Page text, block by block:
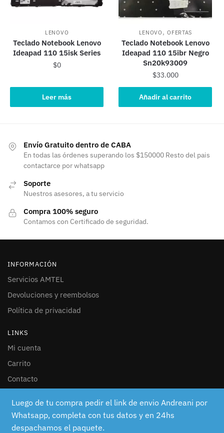
LENOVO
Teclado Notebook Lenovo
Ideapad 110 15isk Series
$0
Leer más
LENOVO ,OFERTAS
Teclado Notebook Lenovo
Ideapad 110 15ibr Negro
Sn20k93009
$33.000
Añadir al carrito
Envío Gratuito dentro de CABA
En todas las órdenes superando los $150000 Resto del pais
contactarce por whatsapp
Soporte
Nuestros asesores, a tu servicio
Compra 100% seguro
Contamos con Certificado de seguridad.
INFORMACIÓN
Servicios AMTEL
Devoluciones y reembolsos
Política de privacidad
LINKS
Mi cuenta
Carrito
Contacto
SEGUINOS
Facebook
Instagram
Luego de tu compra pedir el link de envio Andreani por
Whatsapp, completa con tus datos y en 24hs
despachamos el paquete.